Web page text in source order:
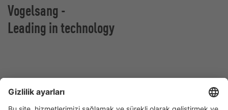
Vogelsang -
Leading in technology
Holthoege 10-14